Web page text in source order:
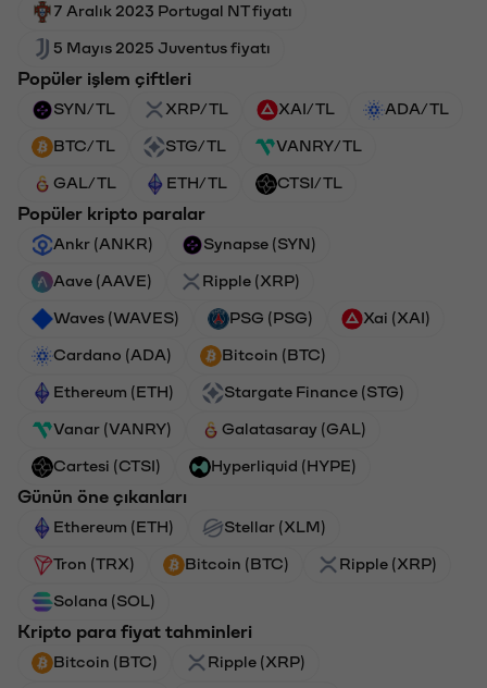
7 Aralık 2023 Portugal NT fiyatı
5 Mayıs 2025 Juventus fiyatı
Popüler işlem çiftleri
SYN/TL XRP/TL XAI/TL ADA/TL
BTC/TL STG/TL VANRY/TL
GAL/TL ETH/TL CTSI/TL
Popüler kripto paralar
Ankr (ANKR) Synapse (SYN)
Aave (AAVE) Ripple (XRP)
Waves (WAVES) PSG (PSG) Xai (XAI)
Cardano (ADA) Bitcoin (BTC)
Ethereum (ETH) Stargate Finance (STG)
Vanar (VANRY) Galatasaray (GAL)
Cartesi (CTSI) Hyperliquid (HYPE)
Günün öne çıkanları
Ethereum (ETH) Stellar (XLM)
Tron (TRX) Bitcoin (BTC) Ripple (XRP)
Solana (SOL)
Kripto para fiyat tahminleri
Bitcoin (BTC) Ripple (XRP)